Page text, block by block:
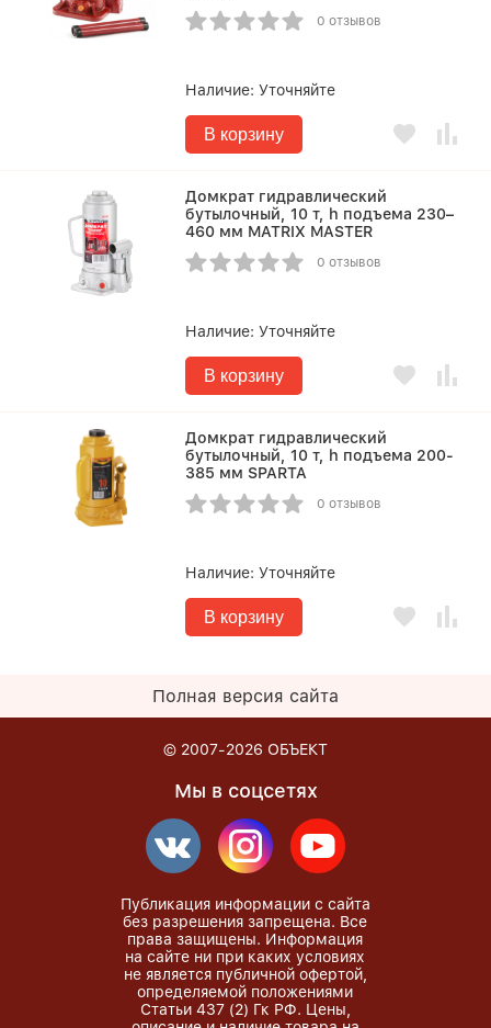
0 отзывов
Наличие:Уточняйте
В корзину
Домкрат гидравлический
бутылочный, 10 т, h подъема 230–
460 мм MATRIX MASTER
0 отзывов
Наличие:Уточняйте
В корзину
Домкрат гидравлический
бутылочный, 10 т, h подъема 200-
385 мм SPARTA
0 отзывов
Наличие:Уточняйте
В корзину
Полная версия сайта
© 2007-2026 ОБЪЕКТ
Мы в соцсетях
Публикация информации с сайта
без разрешения запрещена. Все
права защищены. Информация
на сайте ни при каких условиях
не является публичной офертой,
определяемой положениями
Статьи 437 (2) Гк РФ. Цены,